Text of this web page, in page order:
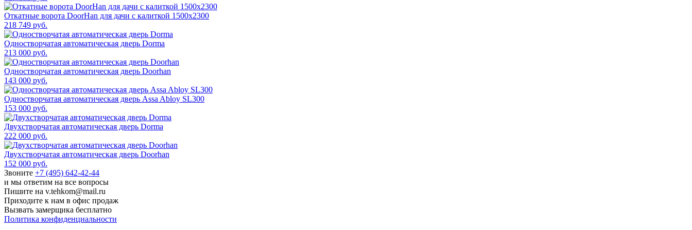
Откатные ворота DoorHan для дачи с калиткой 1500x2300
218 749 руб.
Одностворчатая автоматическая дверь Dorma
213 000 руб.
Одностворчатая автоматическая дверь Doorhan
143 000 руб.
Одностворчатая автоматическая дверь Assa Abloy SL300
153 000 руб.
Двухстворчатая автоматическая дверь Dorma
222 000 руб.
Двухстворчатая автоматическая дверь Doorhan
152 000 руб.
Звоните +7 (495) 642-42-44
и мы ответим на все вопросы
Пишите на v.tehkom@mail.ru
Приходите к нам в офис продаж
Вызвать замерщика бесплатно
Политика конфиденциальности